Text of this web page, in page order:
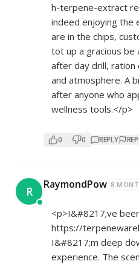
h-terpene-extract
indeed enjoying the
are in the chips,
tot up a gracious be
after day drill, ration
and atmosphere. A
after anyone who
wellness tools.</p>
0 0 REPLY
R RaymondPow 8
<p>I&#8217;ve
https://
I&#8217;m deep
experience. The